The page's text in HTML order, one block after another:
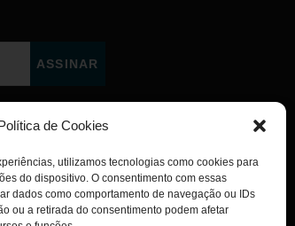
de Cookies
utilizamos tecnologias como cookies para
do dispositivo. O consentimento com essas
dados como comportamento de navegação ou IDs
ou a retirada do consentimento podem afetar
ASSINAR